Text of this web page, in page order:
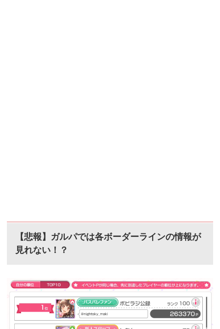
【悲報】ガルパでは各ボーダーラインの情報が
見れない！？